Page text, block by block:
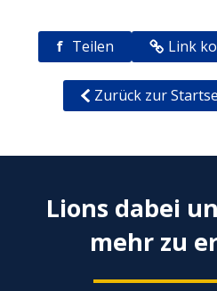
f Teilen Link
Zurück zur
Lions dabei
mehr zu